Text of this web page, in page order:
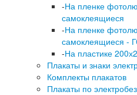
-На пленке
самоклеящиеся
-На пленке
самоклеящиеся -
-На пластике
Плакаты и знаки
Комплекты плакатов
Плакаты по